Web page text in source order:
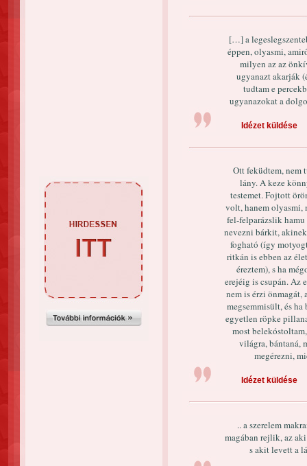
[…] a
éppen, olyasmi,
milyen az az
ugyanazt akarják
tudtam e
ugyanazokat a
Idézet küldése
Ott feküdtem, nem
lány. A keze
testemet. Fojtott
volt, hanem olyasmi,
fel-felparázslik
nevezni bárkit,
fogható (így
ritkán is ebben az
éreztem), s ha
erejéig is csupán. Az
nem is érzi
megsemmisült, és
egyetlen röpke
most
világra, bántaná,
megérezni,
Idézet küldése
.. a szerelem
magában rejlik, az
s akit levett a